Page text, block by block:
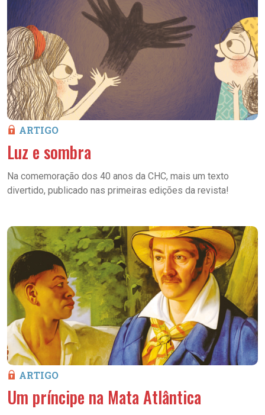
ARTIGO
Luz e sombra
Na comemoração dos 40 anos da CHC, mais um texto
divertido, publicado nas primeiras edições da revista!
ARTIGO
Um príncipe na Mata Atlântica